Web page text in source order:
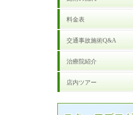
料金表
交通事故施術Q&A
治療院紹介
店内ツアー